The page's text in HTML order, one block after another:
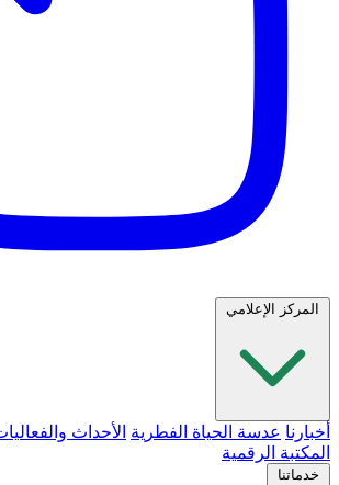
المركز الإعلامي
أخبارنا عدسة الحياة الفطرية الأحداث
المكتبة الرقمية
خدماتنا